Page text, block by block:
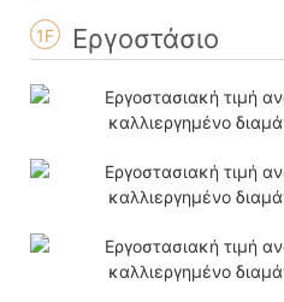
1F Εργοστάσιο